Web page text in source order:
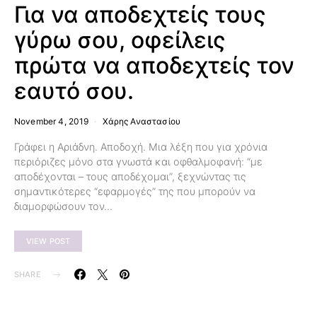
Για να αποδεχτείς τους
γύρω σου, οφείλεις
πρώτα να αποδεχτείς τον
εαυτό σου.
November 4, 2019 Χάρης Αναστασίου
Γράφει η Αριάδνη. Αποδοχή. Μια λέξη που για χρόνια
περιόριζες μόνο στα γνωστά και οφθαλμοφανή: “με
αποδέχονται – τους αποδέχομαι”, ξεχνώντας τις
σημαντικότερες “εφαρμογές” της που μπορούν να
διαμορφώσουν τον…
VIEW POST
SHARE